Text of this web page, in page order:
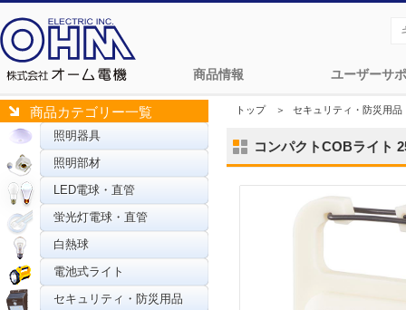
商品情報 ユーザーサ
商品カテゴリー一覧
照明器具
照明部材
LED電球・直管
蛍光灯電球・直管
白熱球
電池式ライト
セキュリティ・防災用品
トップ＞ セキュリティ・防災用品
コンパクトCOBライト